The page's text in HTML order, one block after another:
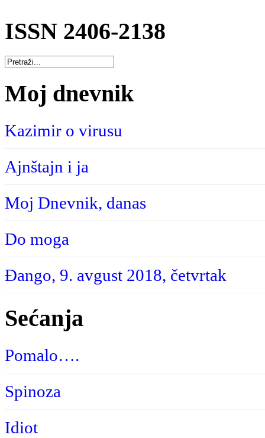
ISSN 2406-2138
Moj dnevnik
Kazimir o virusu
Ajnštajn i ja
Moj Dnevnik, danas
Do moga
Đango, 9. avgust 2018, četvrtak
Sećanja
Pomalo….
Spinoza
Idiot